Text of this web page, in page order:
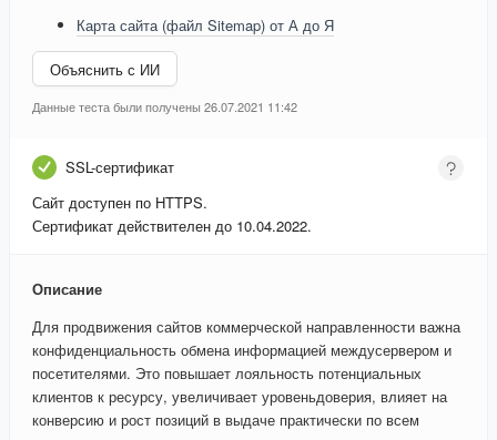
Карта сайта (файл Sitemap) от А до Я
Объяснить с ИИ
Данные теста были получены 26.07.2021 11:42
SSL-сертификат
Сайт доступен по HTTPS.
Сертификат действителен до 10.04.2022.
Описание
Для продвижения сайтов коммерческой направленности важна
конфиденциальность обмена информацией междусервером и
посетителями. Это повышает лояльность потенциальных
клиентов к ресурсу, увеличивает уровеньдоверия, влияет на
конверсию и рост позиций в выдаче практически по всем